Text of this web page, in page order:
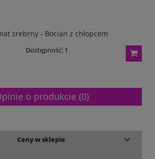
srebrny - Bocian z chłopcem
Dostępność: 1
o produkcie (0)
Ceny w sklepie